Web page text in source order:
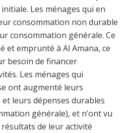
Les ménages qui en
consommation non durable
consommation générale. Ce
et emprunté à Al Amana, ce
besoin de financer
Les ménages qui
ont augmenté leurs
leurs dépenses durables
générale), et n’ont vu
de leur activité